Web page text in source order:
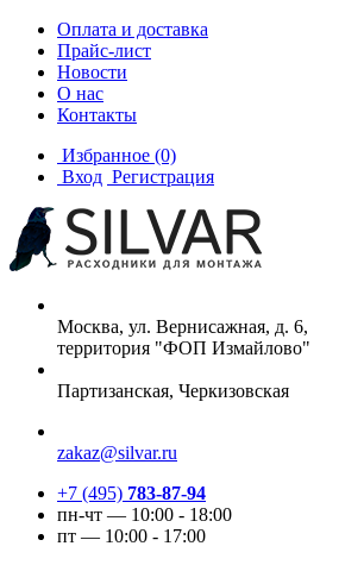
Оплата и доставка
Прайс-лист
Новости
О нас
Контакты
Избранное (0)
Вход Регистрация
Москва, ул. Вернисажная, д. 6,
территория "ФОП Измайлово"
Партизанская, Черкизовская
zakaz@silvar.ru
+7 (495) 783-87-94
пн-чт — 10:00 - 18:00
пт — 10:00 - 17:00